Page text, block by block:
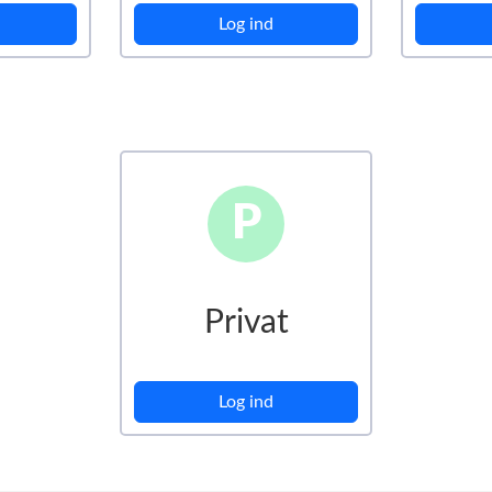
Log ind
P
Privat
Log ind